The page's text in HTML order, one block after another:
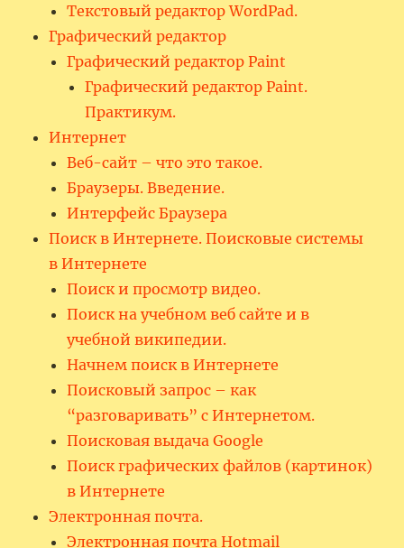
Текстовый редактор WordPad.
Графический редактор
Графический редактор Paint
Графический редактор Paint.
Практикум.
Интернет
Веб-сайт – что это такое.
Браузеры. Введение.
Интерфейс Браузера
Поиск в Интернете. Поисковые системы
в Интернете
Поиск и просмотр видео.
Поиск на учебном веб сайте и в
учебной википедии.
Начнем поиск в Интернете
Поисковый запрос – как
“разговаривать” с Интернетом.
Поисковая выдача Google
Поиск графических файлов (картинок)
в Интернете
Электронная почта.
Электронная почта Hotmail